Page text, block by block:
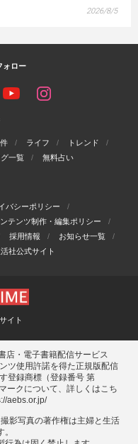
2026/8/5
ォロー
ライフ
トレンド
一覧 無料占い
バシーポリシー
ンテンツ制作・編集ポリシー
採用情報
お知らせ一覧
社公式サイト
イト
店・電子書籍配信サービス
ツ使用許諾を得た正規版配信
登録商標（登録番号 第
ークについて、詳しくはこち
aebs.or.jp/
影写真の著作権は主婦と⽣活